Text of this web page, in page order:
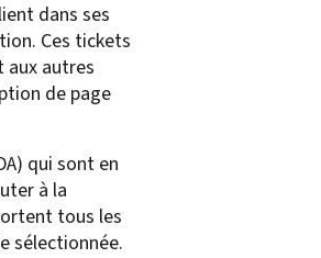
dans ses
Ces tickets
aux autres
de page
qui sont en
à la
tous les
sélectionnée.